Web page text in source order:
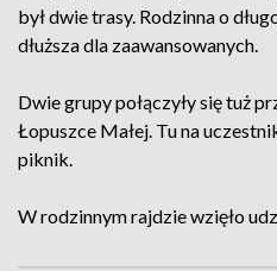
był dwie trasy. Rodzinna o
dłuższa dla zaawansowanych.
Dwie grupy połączyły się tuż
Łopuszce Małej. Tu na
piknik.
W rodzinnym rajdzie wzięło